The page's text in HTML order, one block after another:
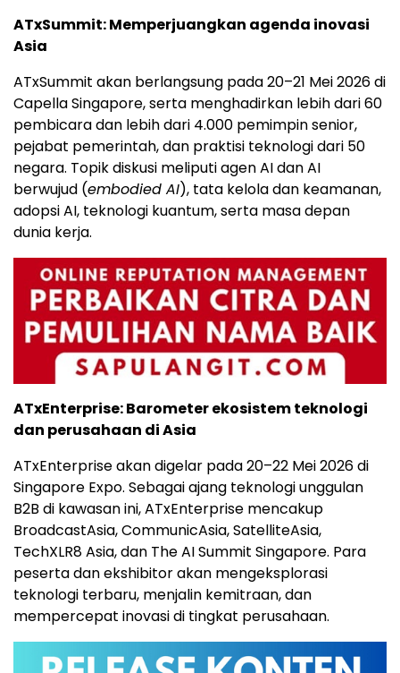
ATxSummit: Memperjuangkan agenda inovasi
Asia
ATxSummit akan berlangsung pada 20–21 Mei 2026 di
Capella Singapore, serta menghadirkan lebih dari 60
pembicara dan lebih dari 4.000 pemimpin senior,
pejabat pemerintah, dan praktisi teknologi dari 50
negara. Topik diskusi meliputi agen AI dan AI
berwujud (embodied AI), tata kelola dan keamanan,
adopsi AI, teknologi kuantum, serta masa depan
dunia kerja.
ATxEnterprise: Barometer ekosistem teknologi
dan perusahaan di Asia
ATxEnterprise akan digelar pada 20–22 Mei 2026 di
Singapore Expo. Sebagai ajang teknologi unggulan
B2B di kawasan ini, ATxEnterprise mencakup
BroadcastAsia, CommunicAsia, SatelliteAsia,
TechXLR8 Asia, dan The AI Summit Singapore. Para
peserta dan ekshibitor akan mengeksplorasi
teknologi terbaru, menjalin kemitraan, dan
mempercepat inovasi di tingkat perusahaan.